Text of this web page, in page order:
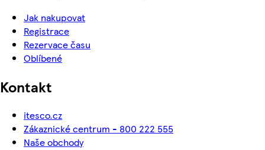
Jak nakupovat
Registrace
Rezervace času
Oblíbené
Kontakt
itesco.cz
Zákaznické centrum - 800 222 555
Naše obchody